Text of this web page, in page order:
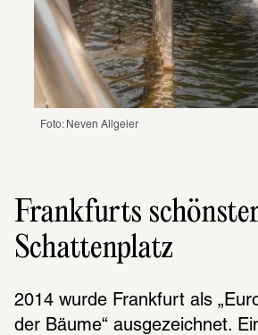
Foto: Neven Allgeier
Frankfurts
Schattenplatz
2014 wurde Frankfurt als
der Bäume“ ausgezeichnet.